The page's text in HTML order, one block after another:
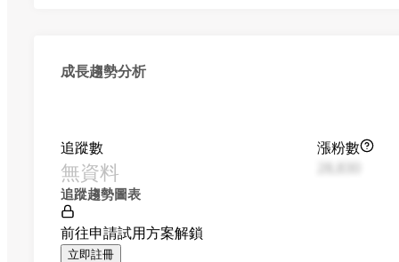
成長趨勢分析
追蹤數
無資料
漲粉數
追蹤趨勢圖表
前往申請試用方案解鎖
立即註冊